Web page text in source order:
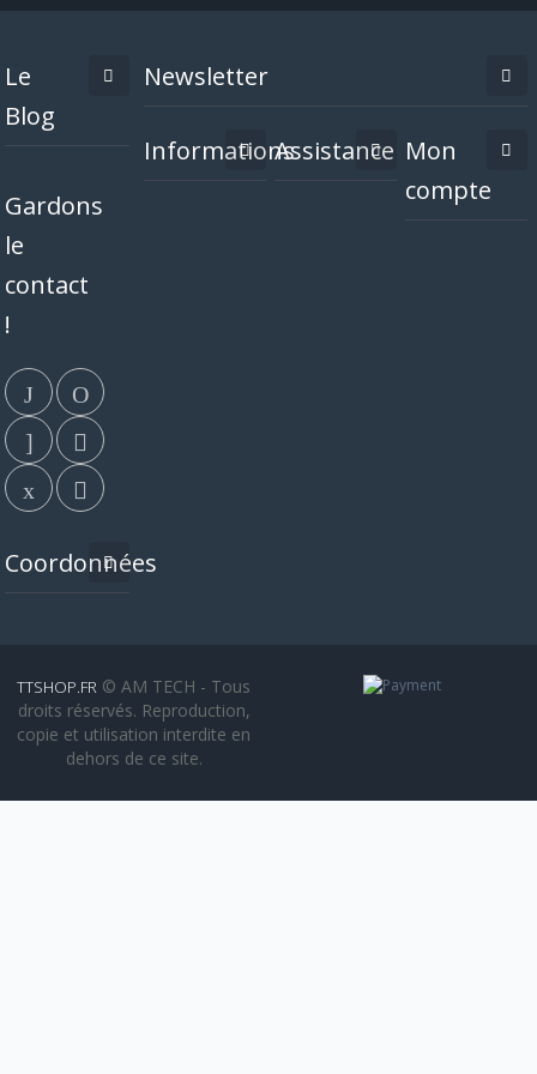
Le
Blog
Gardons
le
contact
!
Coordonnées
Newsletter
InformationsAssistance Mon
compte
TTSHOP.FR © AM TECH - Tous
droits réservés. Reproduction,
copie et utilisation interdite en
dehors de ce site.